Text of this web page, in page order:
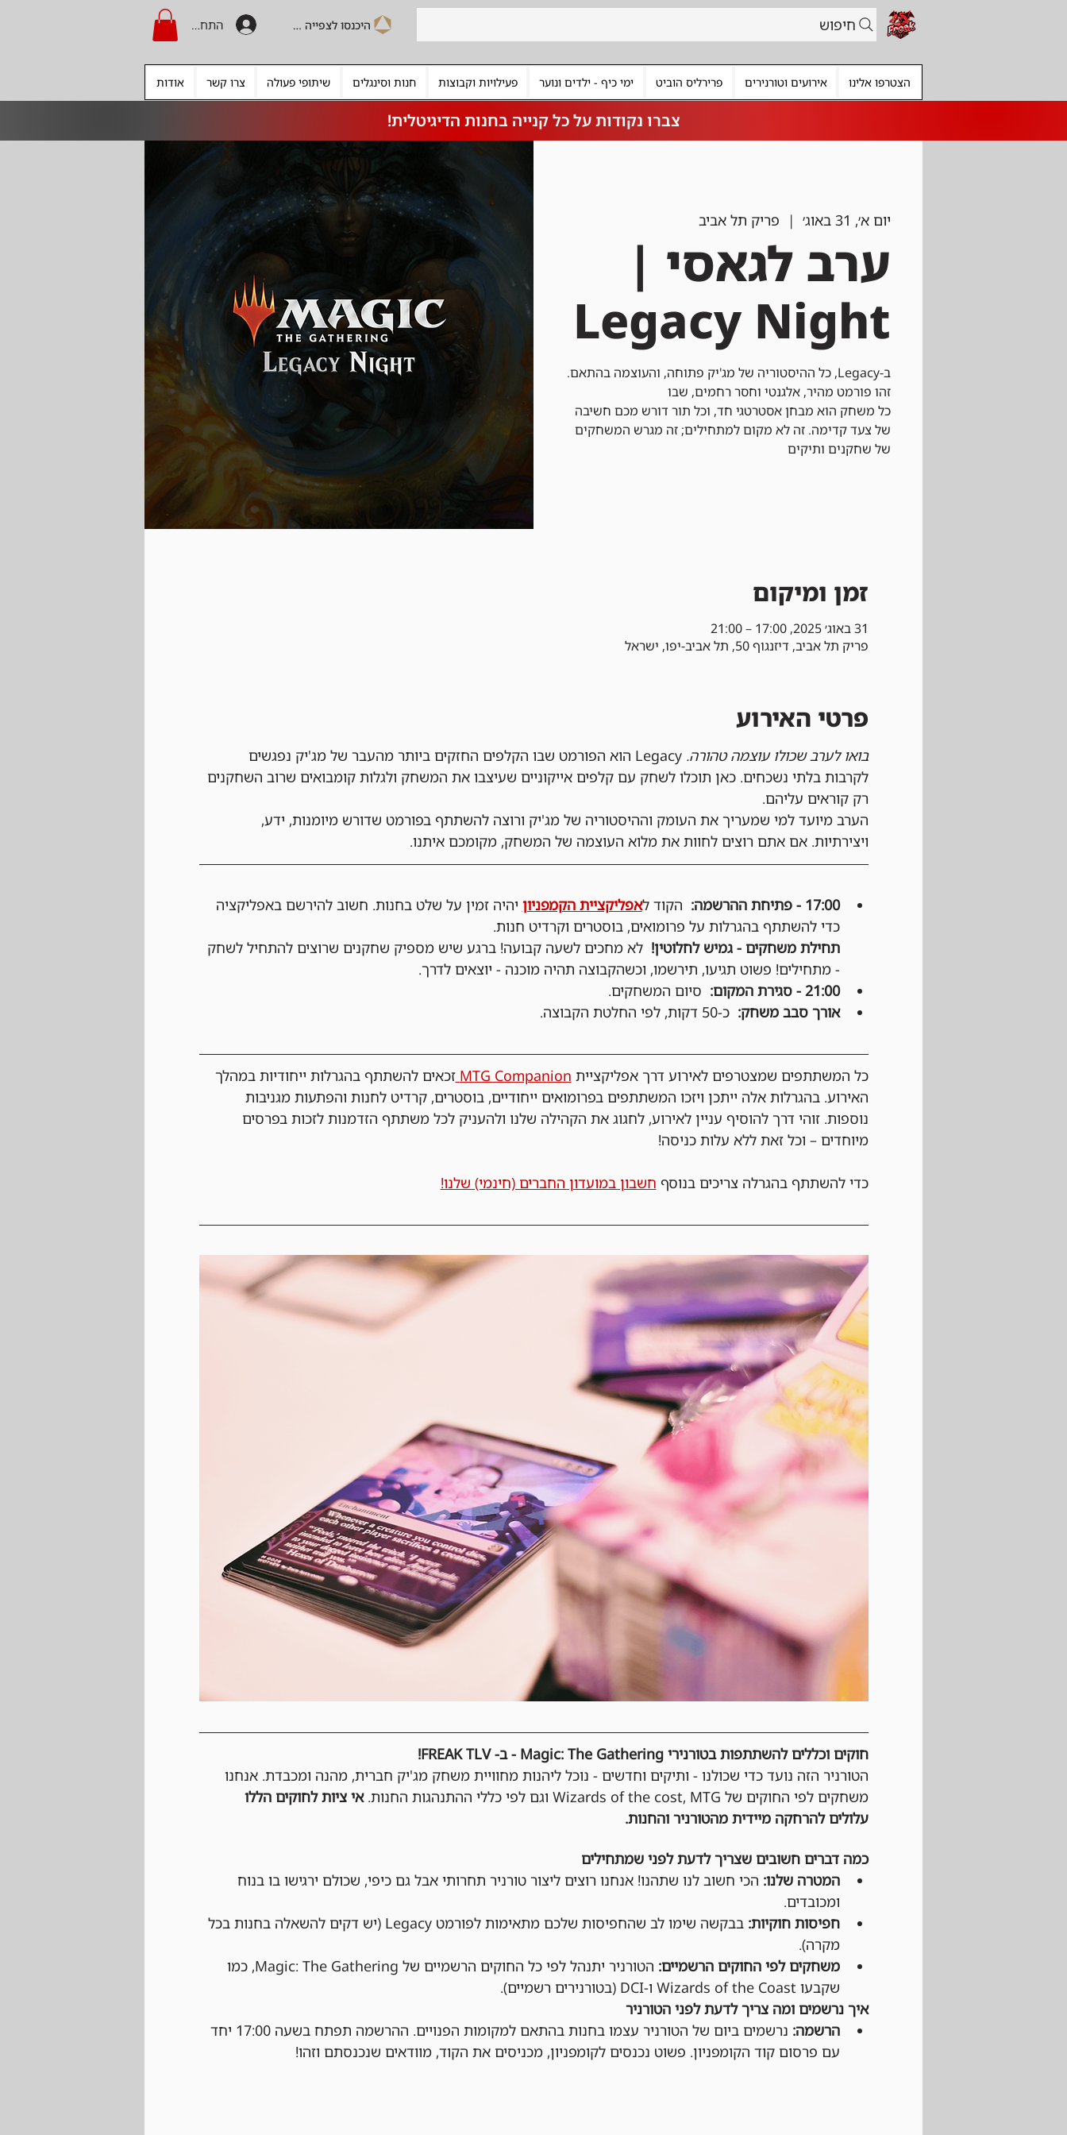
התחברות היכנסו לצפייה בקרדיט חיפוש
הצטרפו אלינו אירועים וטורנירים פרירליס הוביט ימי כיף - ילדים ונוער פעילויות וקבוצות חנות וסינגלים שיתופי פעולה צרו קשר אודות
צברו נקודות על כל קנייה בחנות הדיגיטלית!
יום א׳, 31 באוג׳
  |
פריק תל אביב
ערב לגאסי |
Legacy Night
ב-Legacy, כל ההיסטוריה של מג'יק פתוחה, והעוצמה בהתאם.
כל משחק הוא מבחן אסטרטגי חד, וכל תור דורש מכם חשיבה
של צעד קדימה. זה לא מקום למתחילים; זה מגרש המשחקים
של שחקנים ותיקים
זמן ומיקום
31 באוג׳ 2025, 17:00 – 21:00
פריק תל אביב, דיזנגוף 50, תל אביב-יפו, ישראל
פרטי האירוע
בואו לערב שכולו עוצמה טהורה.
Legacy הוא הפורמט שבו הקלפים החזקים ביותר מהעבר של מג'יק נפגשים
לקרבות בלתי נשכחים. כאן תוכלו לשחק עם קלפים אייקוניים שעיצבו את המשחק ולגלות קומבואים שרוב השחקנים
רק קוראים עליהם.
הערב מיועד למי שמעריך את העומק וההיסטוריה של מג'יק ורוצה להשתתף בפורמט שדורש מיומנות, ידע,
ויצירתיות. אם אתם רוצים לחוות את מלוא העוצמה של המשחק, מקומכם איתנו.
17:00 - פתיחת ההרשמה: הקוד לאפליקציית הקמפניון יהיה זמין על שלט בחנות. חשוב להירשם באפליקציה
כדי להשתתף בהגרלות על פרומואים, בוסטרים וקרדיט חנות.
תחילת משחקים - גמיש לחלוטין! לא מחכים לשעה קבועה! ברגע שיש מספיק שחקנים שרוצים להתחיל לשחק
- מתחילים! פשוט תגיעו, תירשמו, וכשהקבוצה תהיה מוכנה - יוצאים לדרך.
21:00 - סגירת המקום:
סיום המשחקים.
אורך סבב משחק: כ-50 דקות, לפי החלטת הקבוצה.
כל המשתתפים שמצטרפים לאירוע דרך אפליקציית MTG Companion זכאים להשתתף בהגרלות ייחודיות במהלך
האירוע. בהגרלות אלה ייתכן ויזכו המשתתפים בפרומואים ייחודיים, בוסטרים, קרדיט לחנות והפתעות מגניבות
נוספות. זוהי דרך להוסיף עניין לאירוע, לחגוג את הקהילה שלנו ולהעניק לכל משתתף הזדמנות לזכות בפרסים
מיוחדים – וכל זאת ללא עלות כניסה!
כדי להשתתף בהגרלה צריכים בנוסף חשבון במועדון החברים (חינמי) שלנו!
חוקים וכללים להשתתפות בטורנירי Magic: The Gathering - ב- FREAK TLV!
הטורניר הזה נועד כדי שכולנו - ותיקים וחדשים - נוכל ליהנות מחוויית משחק מג'יק חברית, מהנה ומכבדת. אנחנו
משחקים לפי החוקים של Wizards of the cost, MTG וגם לפי כללי ההתנהגות החנות.
אי ציות לחוקים הללו
עלולים להרחקה מיידית מהטורניר והחנות.
כמה דברים חשובים שצריך לדעת לפני שמתחילים
המטרה שלנו: הכי חשוב לנו שתהנו! אנחנו רוצים ליצור טורניר תחרותי אבל גם כיפי, שכולם ירגישו בו בנוח
ומכובדים.
חפיסות חוקיות:
בבקשה שימו לב שהחפיסות שלכם מתאימות לפורמט Legacy (יש דקים להשאלה בחנות בכל
מקרה).
משחקים לפי החוקים הרשמיים:
הטורניר יתנהל לפי כל החוקים הרשמיים של Magic: The Gathering, כמו
שקבעו Wizards of the Coast ו-DCI (בטורנירים רשמיים).
איך נרשמים ומה צריך לדעת לפני הטורניר
הרשמה:
נרשמים ביום של הטורניר עצמו בחנות בהתאם למקומות הפנויים. ההרשמה תפתח בשעה 17:00 יחד
עם פרסום קוד הקומפניון. פשוט נכנסים לקומפניון, מכניסים את הקוד, מוודאים שנכנסתם וזהו!